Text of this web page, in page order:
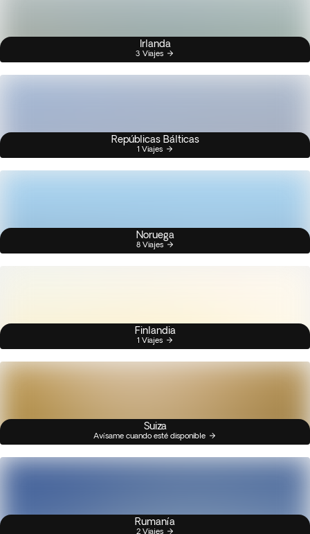
Irlanda
3 Viajes
Repúblicas Bálticas
1 Viajes
Noruega
8 Viajes
Finlandia
1 Viajes
Suiza
Avísame cuando esté disponible
Rumanía
2 Viajes